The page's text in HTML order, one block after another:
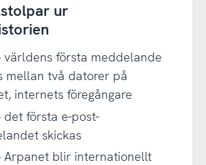
ur
första meddelande
mellan två datorer på
internets föregångare
det första e-post-
skickas
blir internationellt